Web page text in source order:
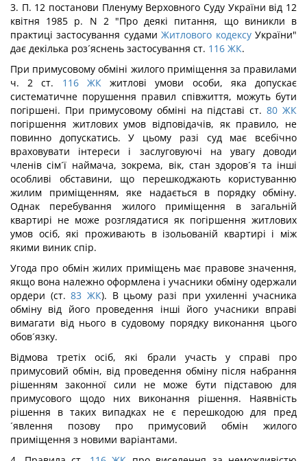
3. П. 12 постанови Пленуму Верховного Суду України від 12
квітня 1985 р. N 2 "Про деякі питання, що виникли в
практиці застосування судамиЖитлового кодексуУкраїни"
дає декілька роз´яснень застосування ст. 116 ЖК.
При примусовому обміні жилого приміщення за правилами
ч. 2 ст. 116 ЖКжитлові умови особи, яка допускає
систематичне порушення правил співжиття, можуть бути
погіршені. При примусовому обміні на підставі ст. 80 ЖК
погіршення житлових умов відповідачів, як правило, не
повинно допускатись. У цьому разі суд має всебічно
враховувати інтереси і заслуговуючі на увагу доводи
членів сім´ї наймача, зокрема, вік, стан здоров´я та інші
особливі обставини, що перешкоджають користуванню
жилим приміщенням, яке надається в порядку обміну.
Однак перебування жилого приміщення в загальній
квартирі не може розглядатися як погіршення житлових
умов осіб, які проживають в ізольованій квартирі і між
якими виник спір.
Угода про обмін жилих приміщень має правове значення,
якщо вона належно оформлена і учасники обміну одержали
ордери (ст. 83ЖК). В цьому разі при ухиленні учасника
обміну від його проведення інші його учасники вправі
вимагати від нього в судовому порядку виконання цього
обов´язку.
Відмова третіх осіб, які брали участь у справі про
примусовий обмін, від проведення обміну після набрання
рішенням законної сили не може бути підставою для
примусового щодо них виконання рішення. Наявність
рішення в таких випадках не є перешкодою для пред
´явлення позову про примусовий обмін жилого
приміщення з новими варіантами.